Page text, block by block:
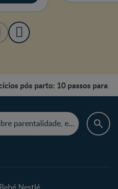
pós parto: 10 passos para